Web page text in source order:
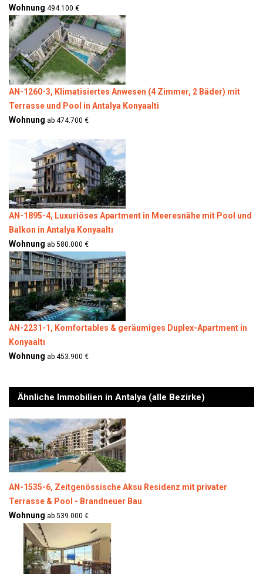
Wohnung 494.100 €
AN-1260-3, Klimatisiertes Anwesen (4 Zimmer, 2 Bäder) mit
Terrasse und Pool in Antalya Konyaalti
Wohnung ab 474.700 €
AN-1895-4, Luxuriöses Apartment in Meeresnähe mit Pool und
Balkon in Antalya Konyaaltı
Wohnung ab 580.000 €
AN-2231-1, Komfortables & geräumiges Duplex-Apartment in
Konyaaltı
Wohnung ab 453.900 €
Ähnliche Immobilien in Antalya (alle Bezirke)
AN-1535-6, Zeitgenössische Aksu Residenz mit privater
Terrasse & Pool - Brandneuer Bau
Wohnung ab 539.000 €